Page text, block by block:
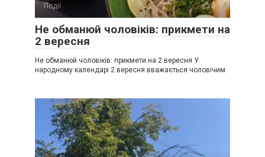
Події 0
Не обманюй чоловіків: прикмети на
2 вересня
Не обманюй чоловіків: прикмети на 2 вересня У
народному календарі 2 вересня вважається чоловічим